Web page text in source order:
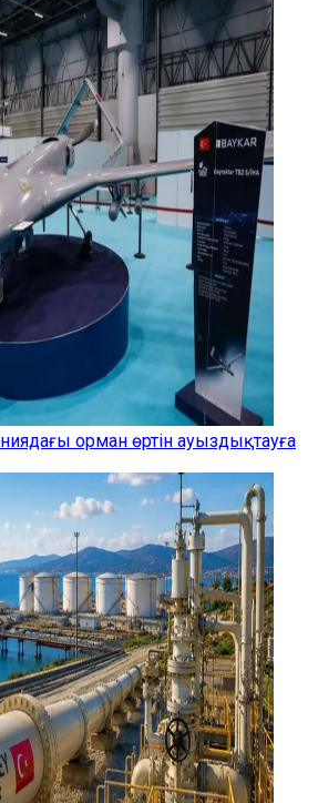
орман өртін ауыздықтауға